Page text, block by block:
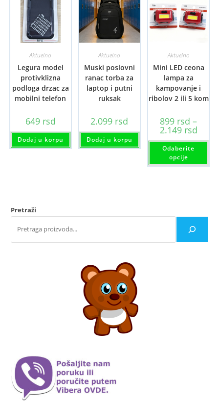
Aktuelno
Legura model
protivklizna
podloga drzac za
mobilni telefon
649 rsd
Dodaj u korpu
Aktuelno
Muski poslovni
ranac torba za
laptop i putni
ruksak
2.099 rsd
Dodaj u korpu
Aktuelno
Mini LED ceona
lampa za
kampovanje i
ribolov 2 ili 5 kom
899 rsd –
2.149 rsdcena:
od
2.149
Odaberite
opcije
Pretraži